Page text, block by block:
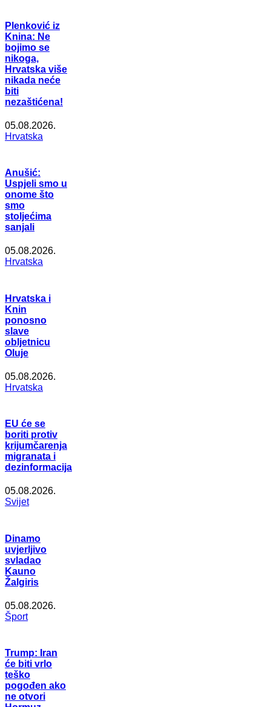
Plenković iz
Knina: Ne
bojimo se
nikoga,
Hrvatska više
nikada neće
biti
nezaštićena!
05.08.2026.
Hrvatska
Anušić:
Uspjeli smo u
onome što
smo
stoljećima
sanjali
05.08.2026.
Hrvatska
Hrvatska i
Knin
ponosno
slave
obljetnicu
Oluje
05.08.2026.
Hrvatska
EU će se
boriti protiv
krijumčarenja
migranata i
dezinformacija
05.08.2026.
Svijet
Dinamo
uvjerljivo
svladao
Kauno
Žalgiris
05.08.2026.
Šport
Trump: Iran
će biti vrlo
teško
pogođen ako
ne otvori